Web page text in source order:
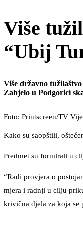
Više
“Ubij
Više državno
Zabjelo u Podgorici
Foto: Printscreen/TV
Kako su saopštili,
Predmet su formirali u
“Radi provjera o
mjera i radnji u cilju
krivična djela za koja se